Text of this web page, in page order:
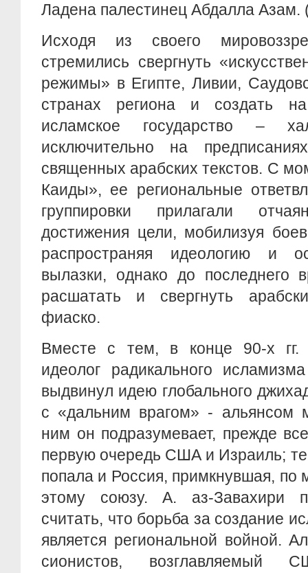
Ладена палестинец Абдалла Азам.
Исходя из своего
стремились свергнуть
режимы» в Египте, Ливии,
странах региона и создать
исламское государство –
исключительно на
священных арабских текстов. С
Каиды», ее региональные
группировки прилагали
достижения цели, мобилизуя
распространяя идеологию и
вылазки, однако до последнего
расшатать и свергнуть
фиаско.
Вместе с тем, в конце 90-х гг.
идеолог радикального
выдвинул идею глобального
с «дальним врагом» - альянсом
ним он подразумевает, прежде
первую очередь США и Израиль;
попала и Россия, примкнувшая, по
этому союзу. А. аз-Завахири
считать, что борьба за создание
является региональной войной.
сионистов, возглавляемый